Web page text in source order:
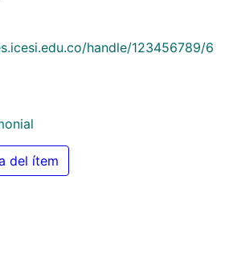
handle/123456789/6
del ítem